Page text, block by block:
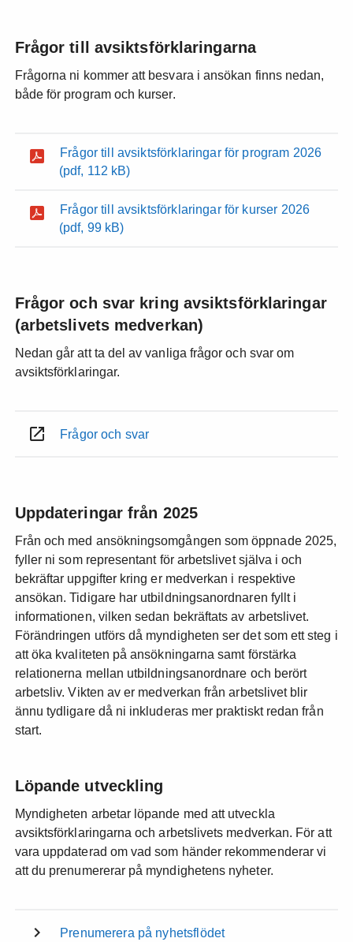
Frågor till avsiktsförklaringarna
Frågorna ni kommer att besvara i ansökan finns nedan,
både för program och kurser.
Frågor till avsiktsförklaringar för program 2026
(pdf, 112 kB)
Frågor till avsiktsförklaringar för kurser 2026
(pdf, 99 kB)
Frågor och svar kring avsiktsförklaringar
(arbetslivets medverkan)
Nedan går att ta del av vanliga frågor och svar om
avsiktsförklaringar.
Frågor och svar
Uppdateringar från 2025
Från och med ansökningsomgången som öppnade 2025,
fyller ni som representant för arbetslivet själva i och
bekräftar uppgifter kring er medverkan i respektive
ansökan. Tidigare har utbildningsanordnaren fyllt i
informationen, vilken sedan bekräftats av arbetslivet.
Förändringen utförs då myndigheten ser det som ett steg i
att öka kvaliteten på ansökningarna samt förstärka
relationerna mellan utbildningsanordnare och berört
arbetsliv. Vikten av er medverkan från arbetslivet blir
ännu tydligare då ni inkluderas mer praktiskt redan från
start.
Löpande utveckling
Myndigheten arbetar löpande med att utveckla
avsiktsförklaringarna och arbetslivets medverkan. För att
vara uppdaterad om vad som händer rekommenderar vi
att du prenumererar på myndighetens nyheter.
Prenumerera på nyhetsflödet